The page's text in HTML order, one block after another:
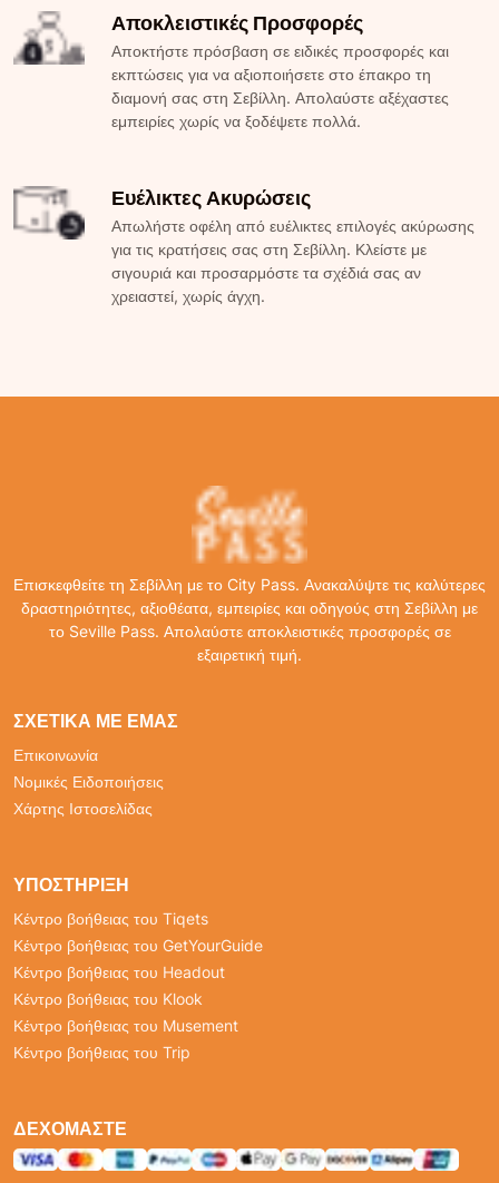
Αποκλειστικές Προσφορές
Αποκτήστε πρόσβαση σε ειδικές προσφορές και
εκπτώσεις για να αξιοποιήσετε στο έπακρο τη
διαμονή σας στη Σεβίλλη. Απολαύστε αξέχαστες
εμπειρίες χωρίς να ξοδέψετε πολλά.
Ευέλικτες Ακυρώσεις
Απωλήστε οφέλη από ευέλικτες επιλογές ακύρωσης
για τις κρατήσεις σας στη Σεβίλλη. Κλείστε με
σιγουριά και προσαρμόστε τα σχέδιά σας αν
χρειαστεί, χωρίς άγχη.
Επισκεφθείτε τη Σεβίλλη με το City Pass. Ανακαλύψτε τις καλύτερες
δραστηριότητες, αξιοθέατα, εμπειρίες και οδηγούς στη Σεβίλλη με
το Seville Pass. Απολαύστε αποκλειστικές προσφορές σε
εξαιρετική τιμή.
ΣΧΕΤΙΚΆ ΜΕ ΕΜΆΣ
Επικοινωνία
Νομικές Ειδοποιήσεις
Χάρτης Ιστοσελίδας
ΥΠΟΣΤΉΡΙΞΗ
Κέντρο βοήθειας του Tiqets
Κέντρο βοήθειας του GetYourGuide
Κέντρο βοήθειας του Headout
Κέντρο βοήθειας του Klook
Κέντρο βοήθειας του Musement
Κέντρο βοήθειας του Trip
ΔΕΧΌΜΑΣΤΕ